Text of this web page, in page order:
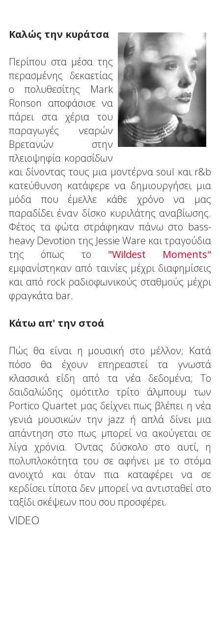
Καλώς την κυράτσα
Περίπου στα μέσα της
περασμένης δεκαετίας
ο πολυθεσίτης Mark
Ronson αποφάσισε να
πάρει στα χέρια του
παραγωγές νεαρών
Βρετανών στην
πλειοψηφία κορασίδων
και δίνοντας τους μια μοντέρνα soul και r&b
κατεύθυνση κατάφερε να δημιουργήσει μια
μόδα που έμελλε κάθε χρόνο να μας
παραδίδει έναν δίσκο κυριλάτης αναβίωσης.
Φέτος τα φώτα στράφηκαν πάνω στο bass-
heavy Devotion της Jessie Ware και τραγούδια
της όπως το "Wildest Moments"
εμφανίστηκαν από ταινίες μέχρι διαφημίσεις
και από rock ραδιοφωνικούς σταθμούς μέχρι
φραγκάτα bar.
Κάτω απ' την στοά
Πώς θα είναι η μουσική στο μέλλον; Κατά
πόσο θα έχουν επηρεαστεί τα γνωστά
κλασσικά είδη από τα νέα δεδομένα; Το
δαιδαλώδης ομότιτλο τρίτο άλμπουμ των
Portico Quartet μας δείχνει πως βλέπει η νέα
γενιά μουσικών την jazz ή απλά δίνει μια
απάντηση στο πως μπορεί να ακούγεται σε
λίγα χρόνια. Όντας δύσκολο στο αυτί, η
πολυπλοκότητα του σε αφήνει με το στόμα
ανοιχτό και όταν πια καταφέρει να σε
κερδίσει τίποτα δεν μπορεί να αντισταθεί στο
ταξίδι σκέψεων που σου προσφέρει.
VIDEO